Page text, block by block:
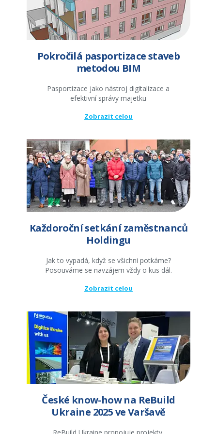
Pokročilá pasportizace staveb
metodou BIM
Pasportizace jako nástroj digitalizace a
efektivní správy majetku
Zobrazit celou
Každoroční setkání zaměstnanců
Holdingu
Jak to vypadá, když se všichni potkáme?
Posouváme se navzájem vždy o kus dál.
Zobrazit celou
České know-how na ReBuild
Ukraine 2025 ve Varšavě